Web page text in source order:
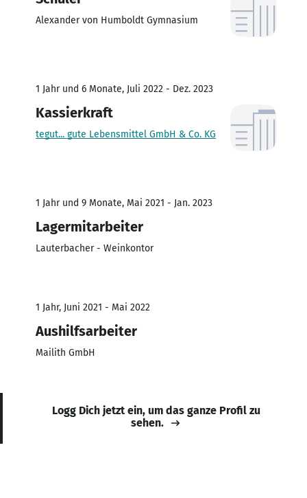
Alexander von Humboldt Gymnasium
1 Jahr und 6 Monate, Juli 2022 - Dez. 2023
Kassierkraft
tegut... gute Lebensmittel GmbH & Co. KG
1 Jahr und 9 Monate, Mai 2021 - Jan. 2023
Lagermitarbeiter
Lauterbacher - Weinkontor
1 Jahr, Juni 2021 - Mai 2022
Aushilfsarbeiter
Mailith GmbH
Logg Dich jetzt ein, um das ganze Profil zu
sehen.